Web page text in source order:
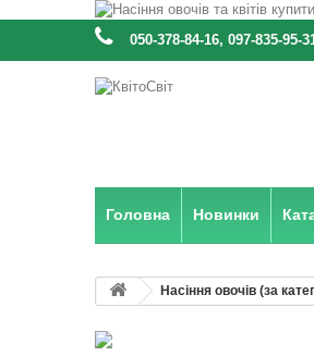
: 050-378-84-16, 097-835-95-
Головна Новинки
Насіння овочів (за